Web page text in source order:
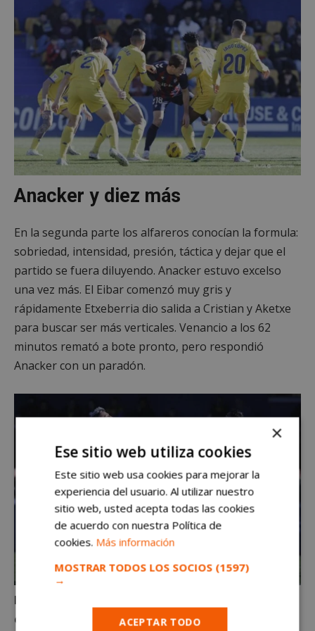
Anacker y diez más
En la segunda parte los alfareros conocían la formula:
sobriedad, intensidad, presión, táctica y dejar que el
partido se fuera diluyendo. Anacker estuvo excelso
una vez más. El Eibar comenzó muy gris y
rápidamente Etxeberria dio salida a Cristian y Aketxe
para buscar ser más verticales. Venancio a los 62
minutos remató a bote pronto, pero respondió
Anacker con un paradón.
Nafti fue refrescando la medular con futbolistas
como Juanma o Javi Pérez. Los amarillos perdían
×
Ese sitio web utiliza cookies
Este sitio web usa cookies para mejorar la
experiencia del usuario. Al utilizar nuestro
sitio web, usted acepta todas las cookies
de acuerdo con nuestra Política de
cookies. Más información
MOSTRAR TODOS LOS SOCIOS (1597)
→
ACEPTAR TODO